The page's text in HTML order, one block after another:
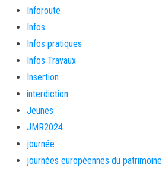
Inforoute
Infos
Infos pratiques
Infos Travaux
Insertion
interdiction
Jeunes
JMR2024
journée
journées européennes du patrimoine